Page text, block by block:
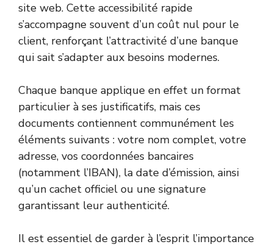
site web. Cette accessibilité rapide
s’accompagne souvent d’un coût nul pour le
client, renforçant l’attractivité d’une banque
qui sait s’adapter aux besoins modernes.
Chaque banque applique en effet un format
particulier à ses justificatifs, mais ces
documents contiennent communément les
éléments suivants : votre nom complet, votre
adresse, vos coordonnées bancaires
(notamment l’IBAN), la date d’émission, ainsi
qu’un cachet officiel ou une signature
garantissant leur authenticité.
Il est essentiel de garder à l’esprit l’importance